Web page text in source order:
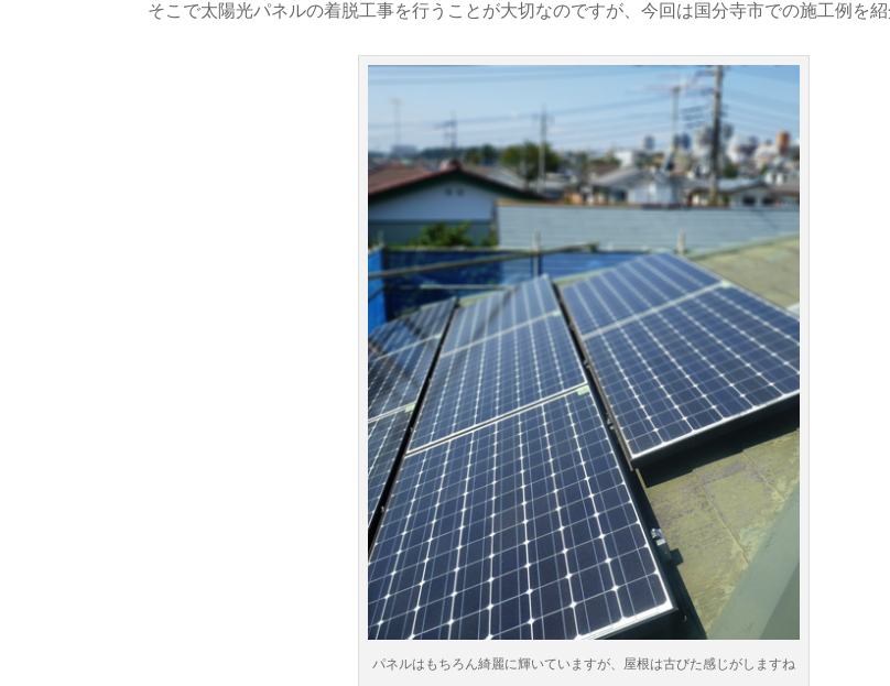
そこで太陽光パネルの着脱工事を行うことが大切なのですが、今回は国分寺市での施工例を紹
パネルはもちろん綺麗に輝いていますが、屋根は古びた感じがしますね